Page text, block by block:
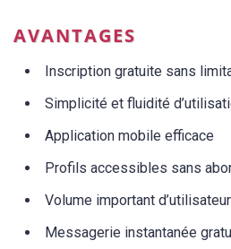
AVANTAGES
Inscription gratuite sans
Simplicité et fluidité
Application mobile efficace
Profils accessibles sans
Volume important
Messagerie instantanée